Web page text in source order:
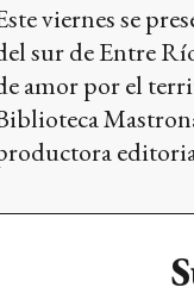
viernes se
sur de Entre
amor por el